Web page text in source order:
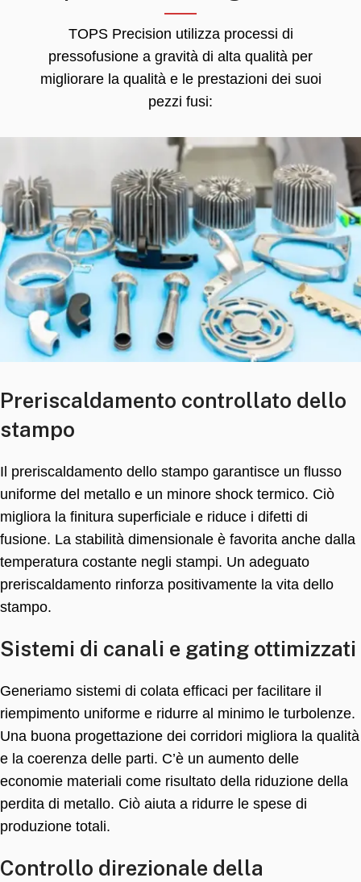
TOPS Precision utilizza processi di
pressofusione a gravità di alta qualità per
migliorare la qualità e le prestazioni dei suoi
pezzi fusi:
Preriscaldamento controllato dello
stampo
Il preriscaldamento dello stampo garantisce un flusso
uniforme del metallo e un minore shock termico. Ciò
migliora la finitura superficiale e riduce i difetti di
fusione. La stabilità dimensionale è favorita anche dalla
temperatura costante negli stampi. Un adeguato
preriscaldamento rinforza positivamente la vita dello
stampo.
Sistemi di canali e gating ottimizzati
Generiamo sistemi di colata efficaci per facilitare il
riempimento uniforme e ridurre al minimo le turbolenze.
Una buona progettazione dei corridori migliora la qualità
e la coerenza delle parti. C’è un aumento delle
economie materiali come risultato della riduzione della
perdita di metallo. Ciò aiuta a ridurre le spese di
produzione totali.
Controllo direzionale della